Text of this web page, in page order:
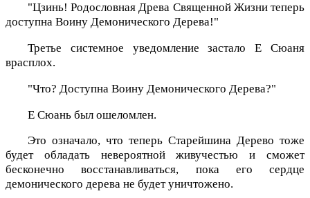
"Цзинь! Родословная Древа Священной Жизни теперь
доступна Воину Демонического Дерева!"
Третье системное уведомление застало Е Сюаня
врасплох.
"Что? Доступна Воину Демонического Дерева?"
Е Сюань был ошеломлен.
Это означало, что теперь Старейшина Дерево тоже
будет обладать невероятной живучестью и сможет
бесконечно восстанавливаться, пока его сердце
демонического дерева не будет уничтожено.